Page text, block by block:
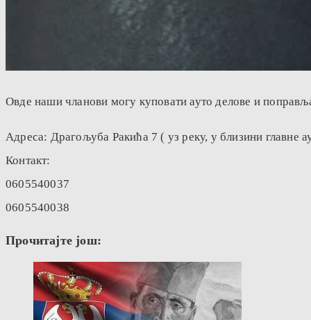
Овде наши чланови могу куповати ауто делове и
Адреса: Драгољуба Ракића 7 ( уз реку, у близини главне
Контакт:
0605540037
0605540038
Прочитајте још: